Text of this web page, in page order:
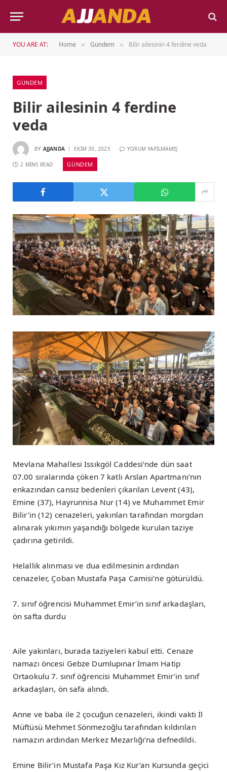
YOU ARE AT: Home » Gündem » Bilir ailesinin 4 ferdine veda
GÜNDEM
Bilir ailesinin 4 ferdine
veda
BY AJJANDA EKIM 30, 2025 YORUM YAPILMAMIŞ
2 MINS READ GÜNDEM
Mevlana Mahallesi Issıkgöl Caddesi’nde dün saat
07.00 sıralarında çöken 7 katlı Arslan Apartmanı’nın
enkazından cansız bedenleri çıkarılan Levent (43),
Emine (37), Hayrunnisa Nur (14) ve Muhammet Emir
Bilir’in (12) cenazeleri, yakınları tarafından morgdan
alınarak yıkımın yaşandığı bölgede kurulan taziye
çadırına getirildi.
Helallik alınması ve dua edilmesinin ardından
cenazeler, Çoban Mustafa Paşa Camisi’ne götürüldü.
7. sınıf öğrencisi Muhammet Emir’in sınıf arkadaşları,
ön safta durdu
Aile yakınları, burada taziyeleri kabul etti. Cenaze
namazı öncesi Gebze Dumlupınar İmam Hatip
Ortaokulu 7. sınıf öğrencisi Muhammet Emir’in sınıf
arkadaşları, ön safa alındı.
Anne ve baba ile 2 çocuğun cenazeleri, ikindi vakti İl
Müftüsü Mehmet Sönmezoğlu tarafından kıldırılan
namazın ardından Merkez Mezarlığı’na defnedildi.
Emine Bilir’in Mustafa Paşa Kız Kur’an Kursunda geçici